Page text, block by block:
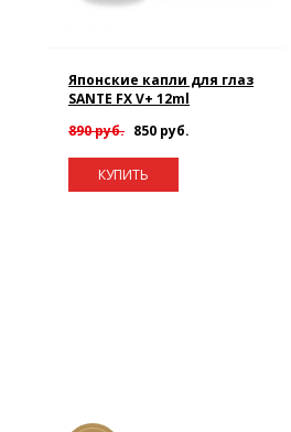
Японские капли для глаз
SANTE FX V+ 12ml
890 руб. 850 руб.
КУПИТЬ